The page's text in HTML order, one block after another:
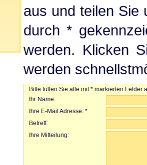
aus und teilen Sie
durch *
werden. Klicken
werden
Bitte füllen Sie alle mit * markierten Felder
Ihr Name:
Ihre E-Mail Adresse: *
Betreff:
Ihre Mitteilung: